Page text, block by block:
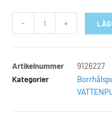
- +
Artikelnummer
9126227
Kategorier